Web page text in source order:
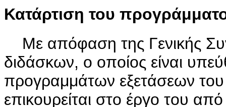
Κατάρτιση του
Με απόφαση της Γενικής
διδάσκων, ο οποίος είναι
προγραμμάτων εξετάσεων
επικουρείται στο έργο του